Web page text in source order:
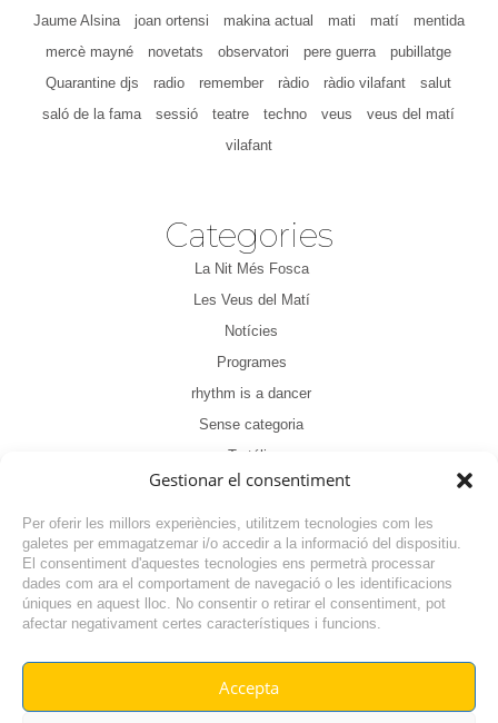
Gestionar el consentiment
Per oferir les millors experiències, utilitzem tecnologies com les
galetes per emmagatzemar i/o accedir a la informació del dispositiu.
El consentiment d'aquestes tecnologies ens permetrà processar
dades com ara el comportament de navegació o les identificacions
úniques en aquest lloc. No consentir o retirar el consentiment, pot
afectar negativament certes característiques i funcions.
Accepta
Jaume Alsina
joan ortensi makina actual mati matí
mentida
mercè mayné
novetats observatori pere guerra
pubillatge
Quarantine djs
radio remember ràdio ràdio vilafant
salut
saló de la fama
sessió teatre techno veus
veus del matí
vilafant
Categories
La Nit Més Fosca
Les Veus del Matí
Notícies
Programes
rhythm is a dancer
Sense categoria
Tertúlia
NOTÍCIA ANTERIOR
NOTÍCIA SEGÜENT
© RADIO VILAFANT 2024